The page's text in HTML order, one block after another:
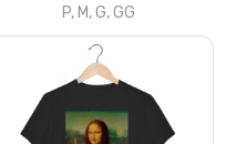
P, M, G, GG